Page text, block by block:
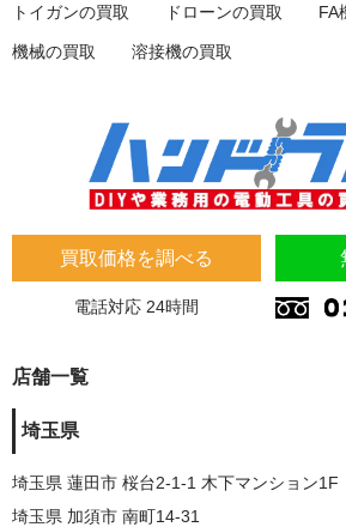
買取価格を調べる
電話対応 24時間
店舗一覧
埼玉県
埼玉県 蓮田市 桜台2-1-1 木下マンション1F
埼玉県 加須市 南町14-31
トイガンの買取 ドローンの買取 FA
機械の買取 溶接機の買取